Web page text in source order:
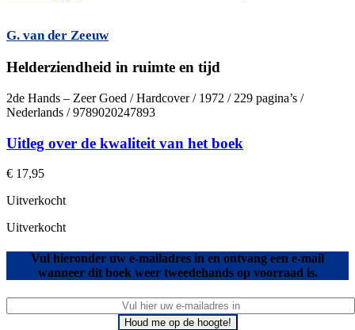
G. van der Zeeuw
Helderziendheid in ruimte en tijd
2de Hands – Zeer Goed / Hardcover / 1972 / 229 pagina’s /
Nederlands / 9789020247893
Uitleg over de kwaliteit van het boek
€ 17,95
Uitverkocht
Uitverkocht
Vul hieronder uw e-mailadres in en ontvang een e-mail
wanneer dit boek weer tweedehands op voorraad is.
Houd me op de hoogte!